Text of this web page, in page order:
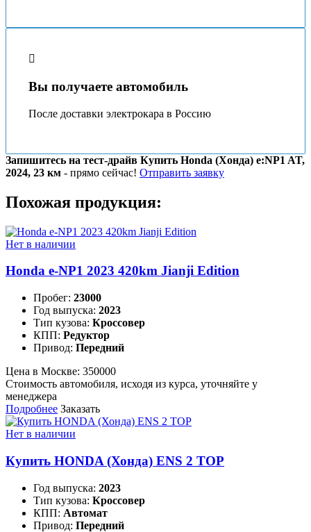
Вы получаете автомобиль
После доставки электрокара в Россию
Запишитесь на тест-драйв Купить Honda (Хонда) e:NP1 AT,
2024, 23 км - прямо сейчас! Отправить заявку
Похожая продукция:
Нет в наличии
Honda e-NP1 2023 420km Jianji Edition
Пробег: 23000
Год выпуска: 2023
Тип кузова: Кроссовер
КПП: Редуктор
Привод: Передний
Цена в Москве: 350000
Стоимость автомобиля, исходя из курса, уточняйте у
менеджера
Подробнее Заказать
Нет в наличии
Купить HONDA (Хонда) ENS 2 TOP
Год выпуска: 2023
Тип кузова: Кроссовер
КПП: Автомат
Привод: Передний